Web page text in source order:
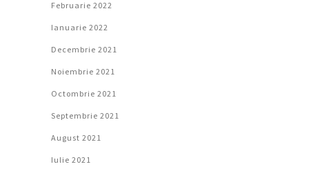
Februarie 2022
Ianuarie 2022
Decembrie 2021
Noiembrie 2021
Octombrie 2021
Septembrie 2021
August 2021
Iulie 2021